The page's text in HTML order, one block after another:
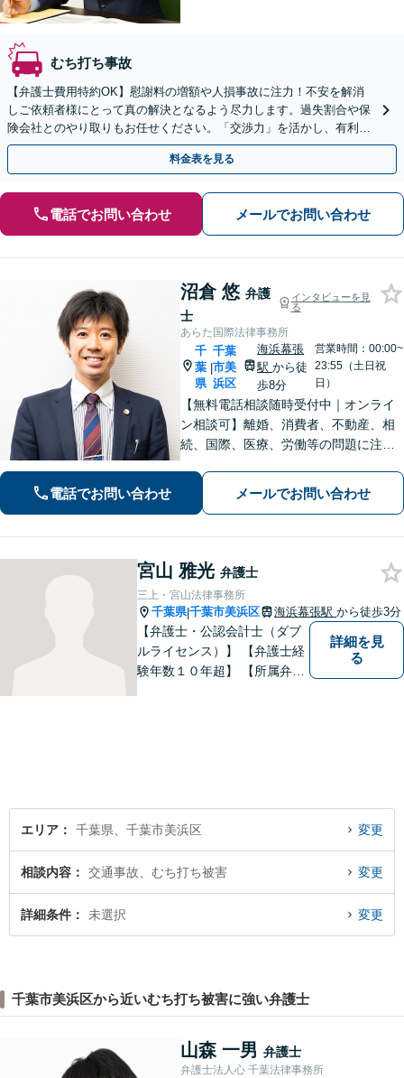
むち打ち事故
【弁護士費用特約OK】慰謝料の増額や人損事故に注力！不安を解消
しご依頼者様にとって真の解決となるよう尽力します。過失割合や保
険会社とのやり取りもお任せください。「交渉力」を活かし、有利な
条件での示談成立を目指します。【夜間・休日の相談可能】
料金表を見る
電話でお問い合わせ メールでお問い合わせ
沼倉 悠 弁護
士
インタビューを見
る
あらた国際法律事務所
千
葉
県
|
千葉
市美
浜区
海浜幕張
駅から徒
歩8分
営業時間：00:00~
23:55（土日祝
日）
【無料電話相談随時受付中｜オンライ
ン相談可】離婚、消費者、不動産、相
続、国際、医療、労働等の問題に注力
した。相談者・依頼者に寄り添った対
応を心がけ、他事務所で難しいと言わ
電話でお問い合わせ メールでお問い合わせ
宮山 雅光 弁護士
三上・宮山法律事務所
千葉県|千葉市美浜区 海浜幕張駅 から徒歩3分
【弁護士・公認会計士（ダブ
ルライセンス）】 【弁護士経
験年数１０年超】 【所属弁護
詳細を見
る
エリア 千葉県、千葉市美浜区 変更
相談内容 交通事故、むち打ち被害 変更
詳細条件 未選択 変更
千葉市美浜区から近いむち打ち被害に強い弁護士
山森 一男 弁護士
弁護士法人心 千葉法律事務所